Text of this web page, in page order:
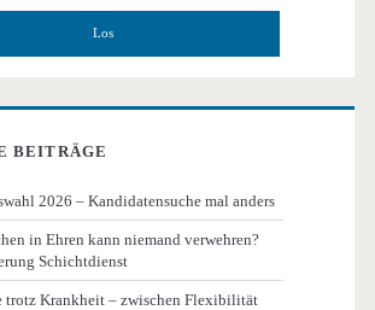
BEITRÄGE
2026 – Kandidatensuche mal anders
in Ehren kann niemand verwehren?
Schichtdienst
trotz Krankheit – zwischen Flexibilität